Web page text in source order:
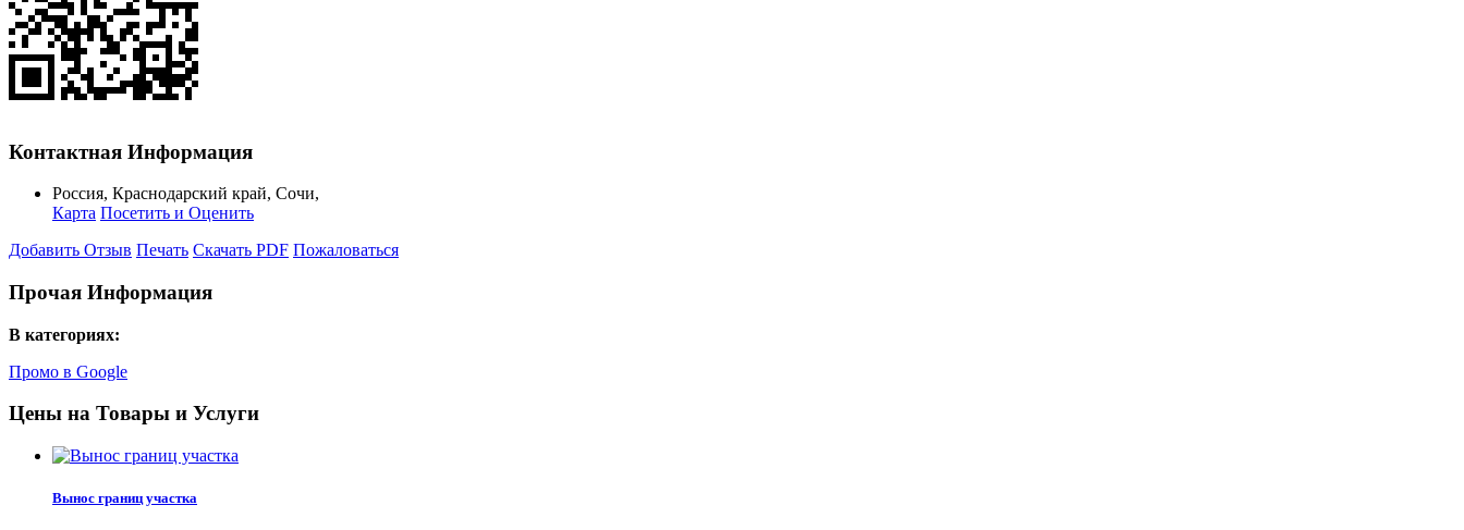
Контактная Информация
Россия, Краснодарский край, Сочи,
Карта Посетить и Оценить
Добавить Отзыв Печать Скачать PDF Пожаловаться
Прочая Информация
В категориях:
Промо в Google
Цены на Товары и Услуги
Вынос границ участка